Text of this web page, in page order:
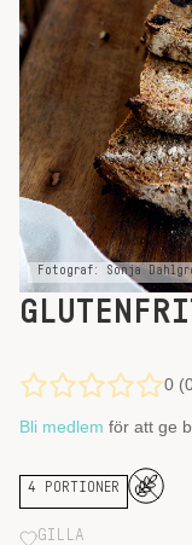
Fotograf: Sonja
0
Bli medlem för att ge
4 PORTIONER
GILLA